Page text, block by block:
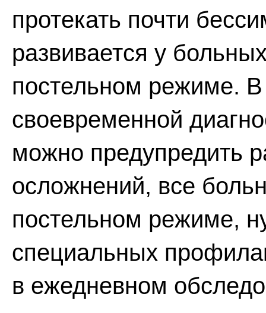
протекать почти
развивается у
постельном режиме. В
своевременной
можно предупредить
осложнений, все
постельном режиме,
специальных
в ежедневном